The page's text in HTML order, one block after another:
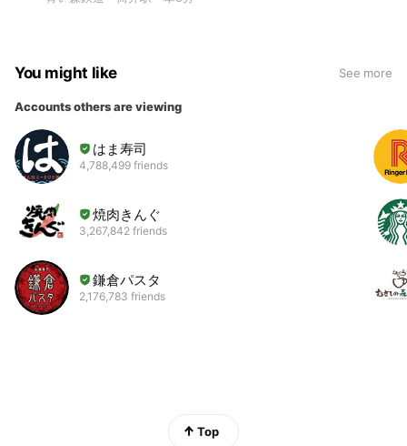
You might like See more
Accounts others are viewing
はま寿司
4,788,499 friends
焼肉きんぐ
3,267,842 friends
鎌倉パスタ
2,176,783 friends
Top